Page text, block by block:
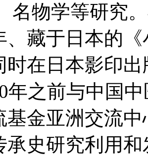
名物学等研究
、藏于日本的
时在日本影印
年之前与中国
基金亚洲交流
承史研究利用